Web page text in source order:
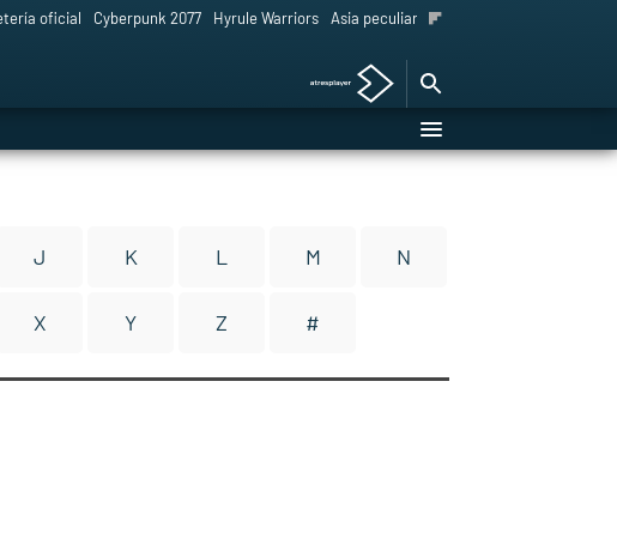
oficial Cyberpunk 2077 Hyrule Warriors Asia peculiar tradición
J K L M N
X Y Z #